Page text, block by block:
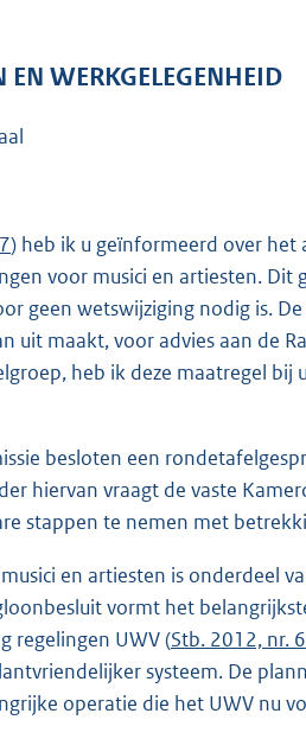
WERKGELEGENHEID
) heb ik u geïnformeerd over het
voor musici en artiesten. Dit
geen wetswijziging nodig is.
maakt, voor advies aan de
heb ik deze maatregel bij
besloten een
hiervan vraagt de vaste
stappen te nemen met
en artiesten is onderdeel
vormt het
regelingen UWV (Stb. 2012, nr.
systeem. De
operatie die het UWV nu